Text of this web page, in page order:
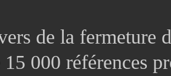
de la fermeture
15 000 références